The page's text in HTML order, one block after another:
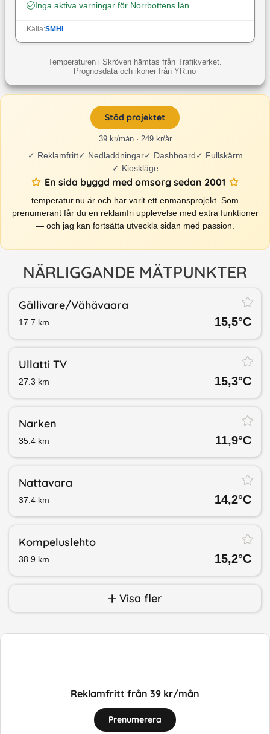
Inga aktiva varningar för Norrbottens län
Källa:SMHI
Temperaturen i Skröven hämtas från Trafikverket.
Prognosdata och ikoner från YR.no
Stöd projektet
39 kr/mån · 249 kr/år
✓ Reklamfritt✓ Nedladdningar✓ Dashboard✓ Fullskärm
✓ Kioskläge
En sida byggd med omsorg sedan 2001
temperatur.nu är och har varit ett enmansprojekt. Som
prenumerant får du en reklamfri upplevelse med extra funktioner
— och jag kan fortsätta utveckla sidan med passion.
NÄRLIGGANDE MÄTPUNKTER
Gällivare/​Vähävaara
17.7 km 15,5°C
Ullatti TV
27.3 km 15,3°C
Narken
35.4 km 11,9°C
Nattavara
37.4 km 14,2°C
Kompeluslehto
38.9 km 15,2°C
Visa fler
Reklamfritt från 39 kr/mån
Prenumerera